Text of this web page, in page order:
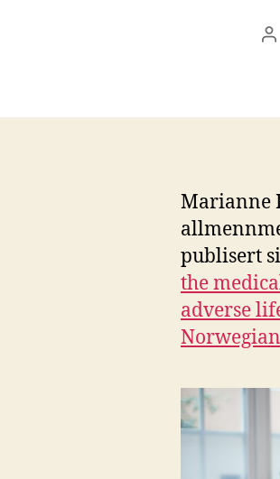
Marianne
publisert
the
adverse